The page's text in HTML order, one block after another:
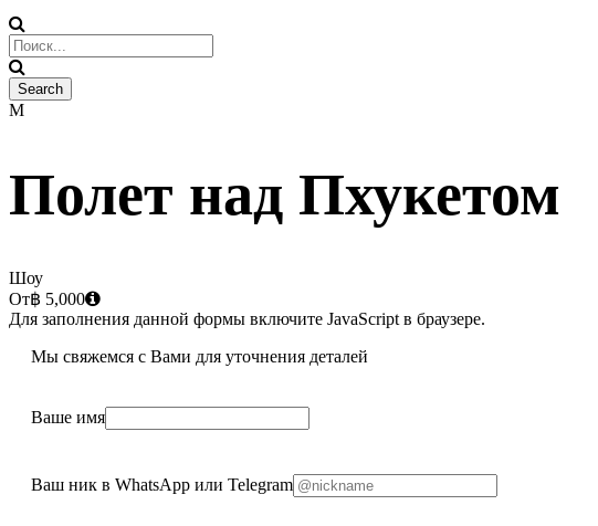
Полет над Пхукетом
Шоу
От฿ 5,000
Для заполнения данной формы включите JavaScript в браузере.
Мы свяжемся с Вами для уточнения деталей
Ваше имя
Ваш ник в WhatsApp или Telegram